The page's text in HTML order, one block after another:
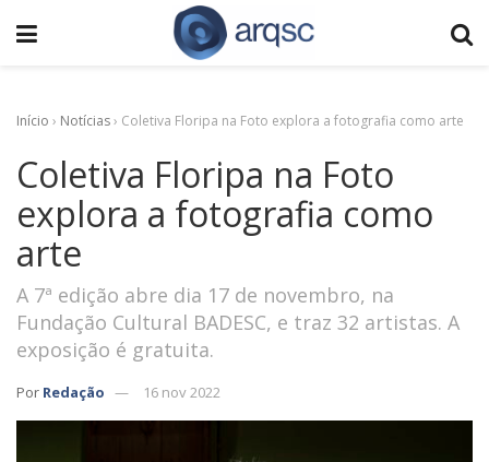
Início › Notícias› Coletiva Floripa na Foto explora a fotografia como arte
Coletiva Floripa na Foto
explora a fotografia como
arte
A 7ª edição abre dia 17 de novembro, na
Fundação Cultural BADESC, e traz 32 artistas. A
exposição é gratuita.
Por Redação 16 nov 2022